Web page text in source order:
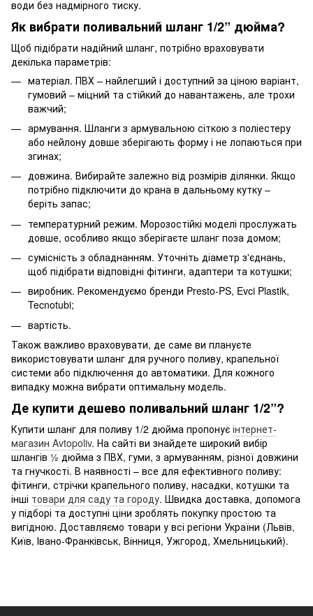
води без надмірного тиску.
Як вибрати поливальний шланг 1/2” дюйма?
Щоб підібрати надійний шланг, потрібно враховувати
декілька параметрів:
матеріал. ПВХ – найлегший і доступний за ціною варіант,
гумовий – міцний та стійкий до навантажень, але трохи
важчий;
армування. Шланги з армувальною сіткою з поліестеру
або нейлону довше зберігають форму і не лопаються при
згинах;
довжина. Вибирайте залежно від розмірів ділянки. Якщо
потрібно підключити до крана в дальньому кутку –
беріть запас;
температурний режим. Морозостійкі моделі прослужать
довше, особливо якщо зберігаєте шланг поза домом;
сумісність з обладнанням. Уточніть діаметр з'єднань,
щоб підібрати відповідні фітинги, адаптери та котушки;
виробник. Рекомендуємо бренди Presto-PS, Evci Plastik,
Tecnotubi;
вартість.
Також важливо враховувати, де саме ви плануєте
використовувати шланг для ручного поливу, крапельної
системи або підключення до автоматики. Для кожного
випадку можна вибрати оптимальну модель.
Де купити дешево поливальний шланг 1/2”?
Купити шланг для поливу 1/2 дюйма пропонує інтернет-
магазин Avtopoliv. На сайті ви знайдете широкий вибір
шлангів ½ дюйма з ПВХ, гуми, з армуванням, різної довжини
та гнучкості. В наявності – все для ефективного поливу:
фітинги, стрічки крапельного поливу, насадки, котушки та
інші товари для саду та городу. Швидка доставка, допомога
у підборі та доступні ціни зроблять покупку простою та
вигідною. Доставляємо товари у всі регіони України (Львів,
Київ, Івано-Франківськ, Вінниця, Ужгород, Хмельницький).